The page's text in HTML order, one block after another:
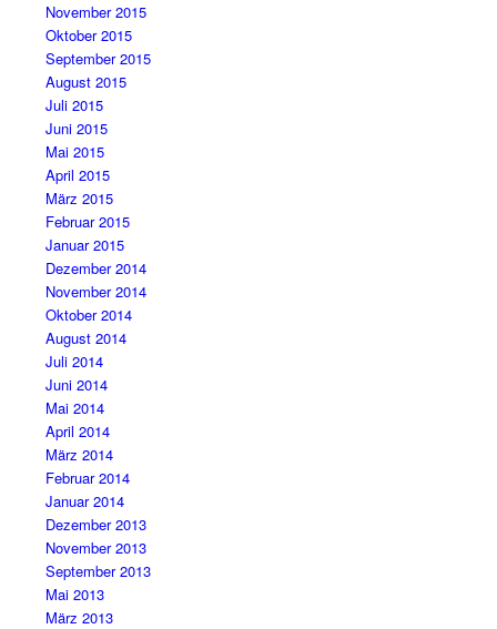
November 2015
Oktober 2015
September 2015
August 2015
Juli 2015
Juni 2015
Mai 2015
April 2015
März 2015
Februar 2015
Januar 2015
Dezember 2014
November 2014
Oktober 2014
August 2014
Juli 2014
Juni 2014
Mai 2014
April 2014
März 2014
Februar 2014
Januar 2014
Dezember 2013
November 2013
September 2013
Mai 2013
März 2013